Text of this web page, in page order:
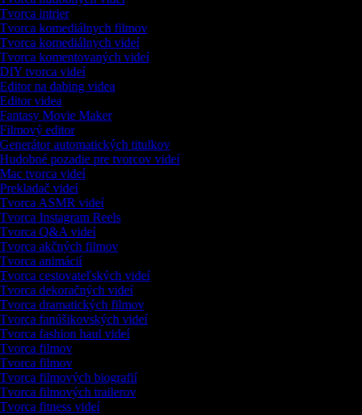
intrier
komediálnych filmov
komediálnych videí
komentovaných videí
tvorca videí
na dabing videa
videa
Movie Maker
editor
automatických titulkov
pozadie pre tvorcov videí
tvorca videí
videí
ASMR videí
Instagram Reels
Q&A videí
akčných filmov
animácií
cestovateľských videí
dekoračných videí
dramatických filmov
fanúšikovských videí
fashion haul videí
filmov
filmov
filmových biografií
filmových trailerov
fitness videí